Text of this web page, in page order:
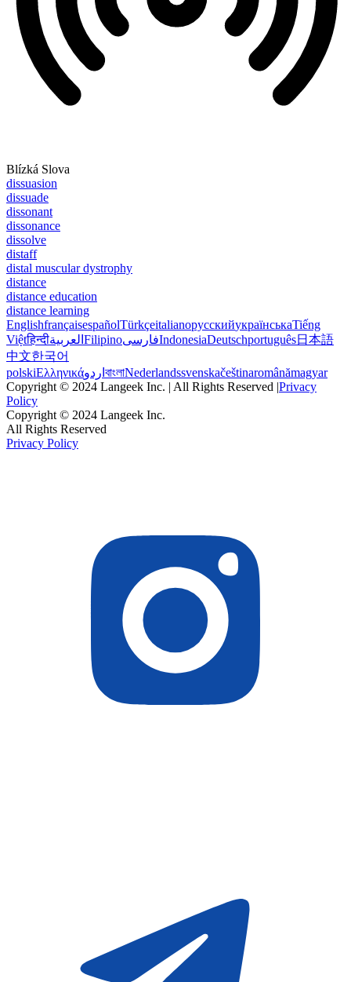
Blízká Slova
dissuasion
dissuade
dissonant
dissonance
dissolve
distaff
distal muscular dystrophy
distance
distance education
distance learning
EnglishfrançaisespañolTürkçeitalianoрусскийукраїнськаTiếng
Việtहिन्दीالعربية FilipinoفارسیIndonesiaDeutschportuguês日本語
中文한국어
polskiΕλληνικάاردو বাংলাNederlandssvenskačeštinaromânămagyar
Copyright © 2024 Langeek Inc. | All Rights Reserved |Privacy
Policy
Copyright © 2024 Langeek Inc.
All Rights Reserved
Privacy Policy